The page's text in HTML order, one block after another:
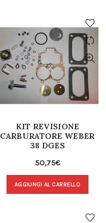
KIT REVISIONE
CARBURATORE WEBER
38 DGES
50,75€
AGGIUNGI AL CARRELLO